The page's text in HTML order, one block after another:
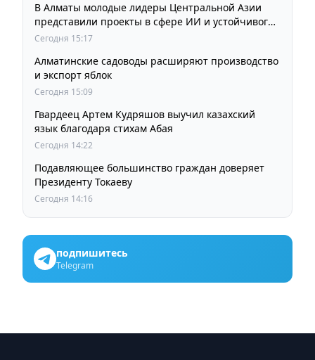
В Алматы молодые лидеры Центральной Азии
представили проекты в сфере ИИ и устойчивого
развития
Сегодня 15:17
Алматинские садоводы расширяют производство
и экспорт яблок
Сегодня 15:09
Гвардеец Артем Кудряшов выучил казахский
язык благодаря стихам Абая
Сегодня 14:22
Подавляющее большинство граждан доверяет
Президенту Токаеву
Сегодня 14:16
подпишитесь
Telegram